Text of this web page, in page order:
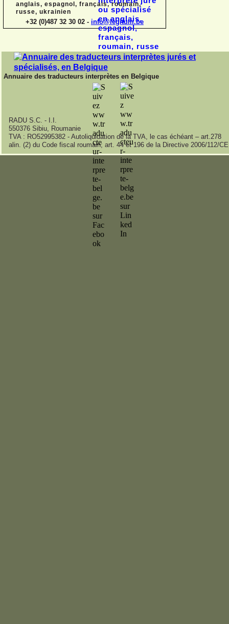
anglais, espagnol, français, roumain,
russe, ukrainien
+32 (0)487 32 30 02 - info@legitum.be
Annuaire des traducteurs interprètes en Belgique
RADU S.C. - I.I.
550376 Sibiu, Roumanie
TVA : RO52995382 - Autoliquidation de la TVA, le cas échéant – art.278
alin. (2) du Code fiscal roumain; art. 44 et 196 de la Directive 2006/112/CE